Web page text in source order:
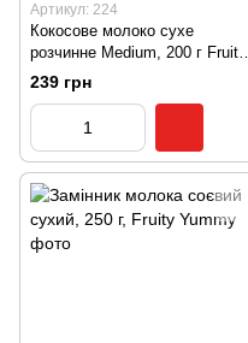
Артикул: 224
Кокосове молоко сухе
розчинне Medium, 200 г Fruity
Yummy
239 грн